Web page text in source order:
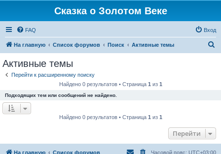
Сказка о Золотом Веке
FAQ Вход
На главную Список форумов Поиск Активные темы
Активные темы
Перейти к расширенному поиску
Найдено 0 результатов • Страница 1 из 1
Подходящих тем или сообщений не найдено.
Найдено 0 результатов • Страница 1 из 1
Перейти
На главную Список форумов Часовой пояс: UTC+03:00